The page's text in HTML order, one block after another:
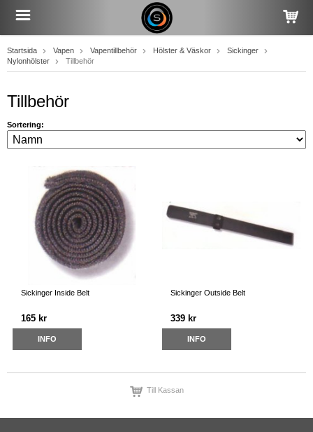
Startsida Vapen Vapentillbehör Hölster & Väskor
Sickinger
Nylonhölster
Tillbehör
Tillbehör
Sortering:
Sickinger Inside Belt
165 kr
INFO
Sickinger Outside Belt
339 kr
INFO
Till Kassan